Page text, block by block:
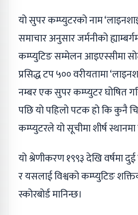
यो सुपर कम्प्युटरको नाम
समाचार अनुसार जर्मनीको
कम्प्युटिङ सम्मेलन आइएस्सीमा
प्रसिद्ध टप ५०० वरीयतामा
नम्बर एक सुपर कम्प्युटर घोषित
पछि यो पहिलो पटक हो कि कुनै
कम्प्युटरले यो सूचीमा शीर्ष
यो श्रेणीकरण १९९३ देखि वर्षमा
र यसलाई विश्वको कम्प्युटिङ
स्कोरबोर्ड मानिन्छ।